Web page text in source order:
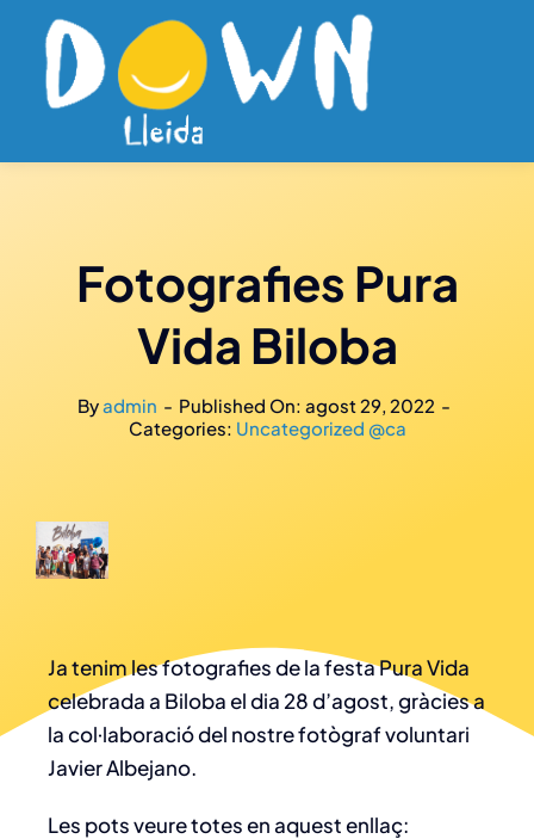
content
Fotografies Pura
Vida Biloba
Byadmin - Published On: agost 29, 2022 -
Categories: Uncategorized @ca
Ja tenim les fotografies de la festa Pura Vida
celebrada a Biloba el dia 28 d’agost, gràcies a
la col·laboració del nostre fotògraf voluntari
Javier Albejano.
Les pots veure totes en aquest enllaç: